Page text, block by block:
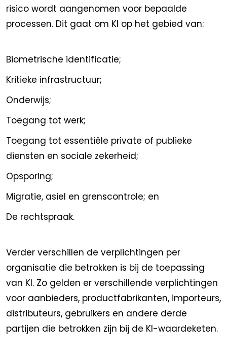
risico wordt aangenomen voor bepaalde
processen. Dit gaat om KI op het gebied van:
Biometrische identificatie;
Kritieke infrastructuur;
Onderwijs;
Toegang tot werk;
Toegang tot essentiële private of publieke
diensten en sociale zekerheid;
Opsporing;
Migratie, asiel en grenscontrole; en
De rechtspraak.
Verder verschillen de verplichtingen per
organisatie die betrokken is bij de toepassing
van KI. Zo gelden er verschillende verplichtingen
voor aanbieders, productfabrikanten, importeurs,
distributeurs, gebruikers en andere derde
partijen die betrokken zijn bij de KI-waardeketen.